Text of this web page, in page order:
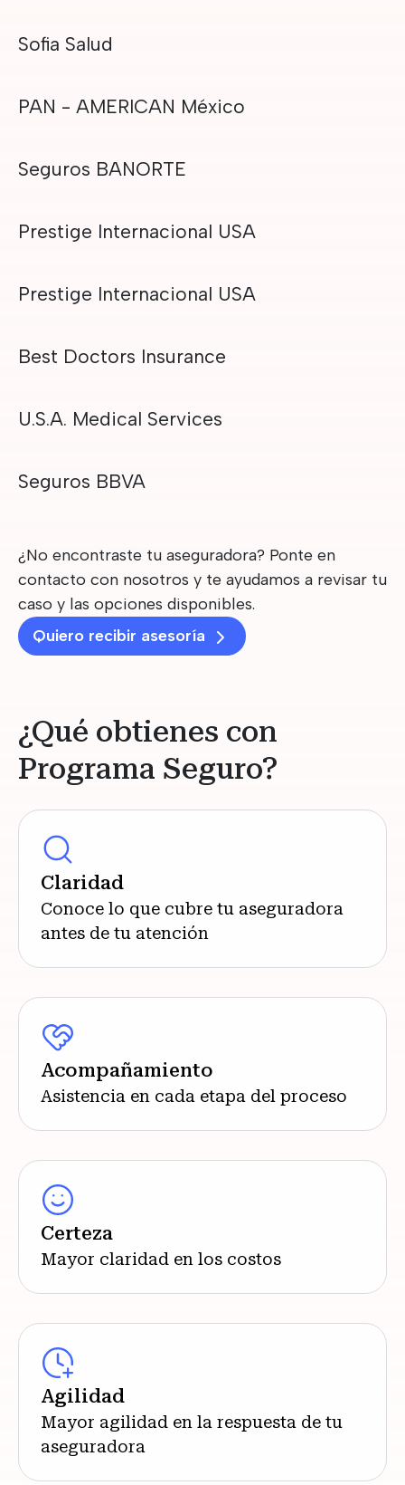
Sofia Salud
PAN - AMERICAN México
Seguros BANORTE
Prestige Internacional USA
Prestige Internacional USA
Best Doctors Insurance
U.S.A. Medical Services
Seguros BBVA
¿No encontraste tu aseguradora? Ponte en
contacto con nosotros y te ayudamos a revisar tu
caso y las opciones disponibles.
Quiero recibir asesoría
¿Qué obtienes con
Programa Seguro?
Claridad
Conoce lo que cubre tu aseguradora
antes de tu atención
Acompañamiento
Asistencia en cada etapa del proceso
Certeza
Mayor claridad en los costos
Agilidad
Mayor agilidad en la respuesta de tu
aseguradora